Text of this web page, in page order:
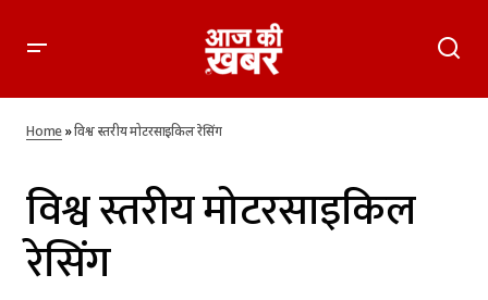
Home»विश्व स्तरीय मोटरसाइकिल रेसिंग
विश्व स्तरीय मोटरसाइकिल
रेसिंग